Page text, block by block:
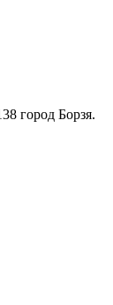
город Борзя.